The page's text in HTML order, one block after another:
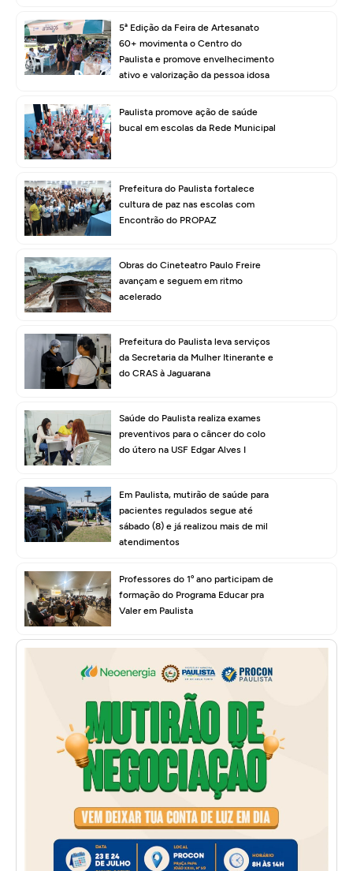
5ª Edição da Feira de Artesanato
60+ movimenta o Centro do
Paulista e promove envelhecimento
ativo e valorização da pessoa idosa
Paulista promove ação de saúde
bucal em escolas da Rede Municipal
Prefeitura do Paulista fortalece
cultura de paz nas escolas com
Encontrão do PROPAZ
Obras do Cineteatro Paulo Freire
avançam e seguem em ritmo
acelerado
Prefeitura do Paulista leva serviços
da Secretaria da Mulher Itinerante e
do CRAS à Jaguarana
Saúde do Paulista realiza exames
preventivos para o câncer do colo
do útero na USF Edgar Alves I
Em Paulista, mutirão de saúde para
pacientes regulados segue até
sábado (8) e já realizou mais de mil
atendimentos
Professores do 1º ano participam de
formação do Programa Educar pra
Valer em Paulista